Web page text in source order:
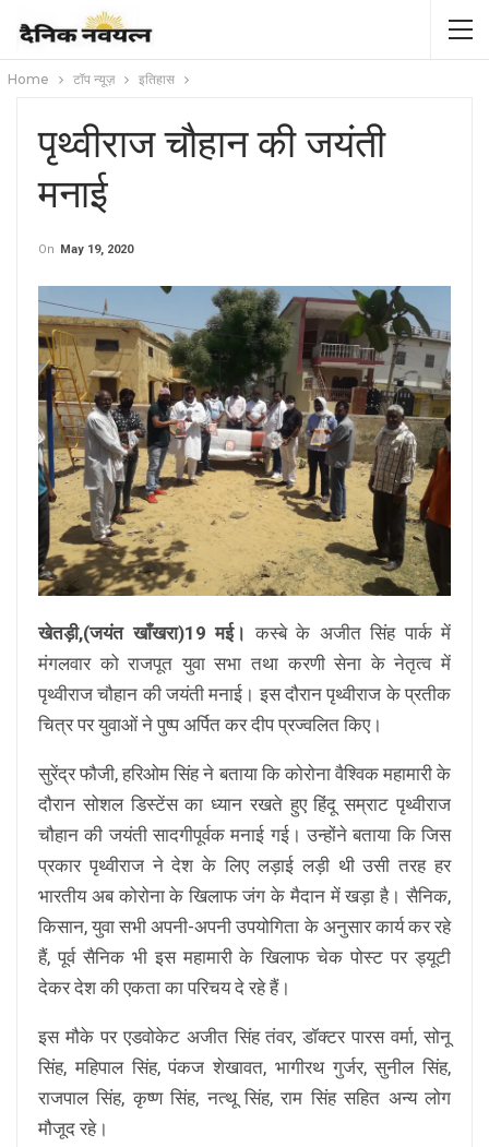
Home टॉप न्यूज़ इतिहास
पृथ्वीराज चौहान की जयंती
मनाई
On May 19, 2020
खेतड़ी,(जयंत खाँखरा)19 मई। कस्बे के अजीत सिंह पार्क में
मंगलवार को राजपूत युवा सभा तथा करणी सेना के नेतृत्व में
पृथ्वीराज चौहान की जयंती मनाई। इस दौरान पृथ्वीराज के प्रतीक
चित्र पर युवाओं ने पुष्प अर्पित कर दीप प्रज्वलित किए।
सुरेंद्र फौजी, हरिओम सिंह ने बताया कि कोरोना वैश्विक महामारी के
दौरान सोशल डिस्टेंस का ध्यान रखते हुए हिंदू सम्राट पृथ्वीराज
चौहान की जयंती सादगीपूर्वक मनाई गई। उन्होंने बताया कि जिस
प्रकार पृथ्वीराज ने देश के लिए लड़ाई लड़ी थी उसी तरह हर
भारतीय अब कोरोना के खिलाफ जंग के मैदान में खड़ा है। सैनिक,
किसान, युवा सभी अपनी-अपनी उपयोगिता के अनुसार कार्य कर रहे
हैं, पूर्व सैनिक भी इस महामारी के खिलाफ चेक पोस्ट पर ड्यूटी
देकर देश की एकता का परिचय दे रहे हैं।
इस मौके पर एडवोकेट अजीत सिंह तंवर, डॉक्टर पारस वर्मा, सोनू
सिंह, महिपाल सिंह, पंकज शेखावत, भागीरथ गुर्जर, सुनील सिंह,
राजपाल सिंह, कृष्ण सिंह, नत्थू सिंह, राम सिंह सहित अन्य लोग
मौजूद रहे।